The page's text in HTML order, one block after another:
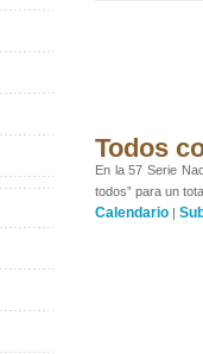
Todos
En la 57 Serie
todos” para un
Calendario |